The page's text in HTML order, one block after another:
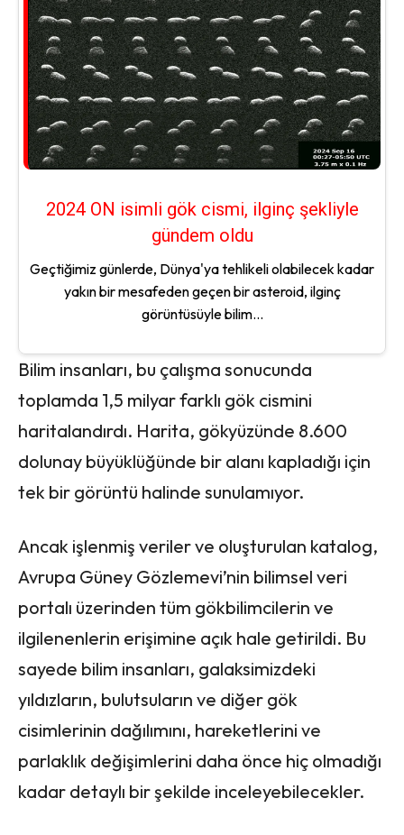
2024 ON isimli gök cismi, ilginç şekliyle
gündem oldu
Geçtiğimiz günlerde, Dünya'ya tehlikeli olabilecek kadar
yakın bir mesafeden geçen bir asteroid, ilginç
görüntüsüyle bilim...
Bilim insanları, bu çalışma sonucunda
toplamda 1,5 milyar farklı gök cismini
haritalandırdı. Harita, gökyüzünde 8.600
dolunay büyüklüğünde bir alanı kapladığı için
tek bir görüntü halinde sunulamıyor.
Ancak işlenmiş veriler ve oluşturulan katalog,
Avrupa Güney Gözlemevi’nin bilimsel veri
portalı üzerinden tüm gökbilimcilerin ve
ilgilenenlerin erişimine açık hale getirildi. Bu
sayede bilim insanları, galaksimizdeki
yıldızların, bulutsuların ve diğer gök
cisimlerinin dağılımını, hareketlerini ve
parlaklık değişimlerini daha önce hiç olmadığı
kadar detaylı bir şekilde inceleyebilecekler.